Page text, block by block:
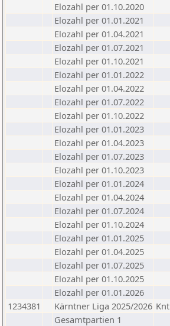
Elozahl per 01.10.2020
Elozahl per 01.01.2021
Elozahl per 01.04.2021
Elozahl per 01.07.2021
Elozahl per 01.10.2021
Elozahl per 01.01.2022
Elozahl per 01.04.2022
Elozahl per 01.07.2022
Elozahl per 01.10.2022
Elozahl per 01.01.2023
Elozahl per 01.04.2023
Elozahl per 01.07.2023
Elozahl per 01.10.2023
Elozahl per 01.01.2024
Elozahl per 01.04.2024
Elozahl per 01.07.2024
Elozahl per 01.10.2024
Elozahl per 01.01.2025
Elozahl per 01.04.2025
Elozahl per 01.07.2025
Elozahl per 01.10.2025
Elozahl per 01.01.2026
1234381
Kärntner Liga 2025/2026 Knt
Gesamtpartien 1